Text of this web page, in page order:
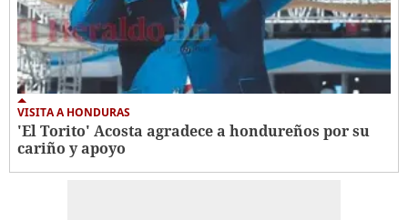
VISITA A HONDURAS
'El Torito' Acosta agradece a hondureños por su
cariño y apoyo